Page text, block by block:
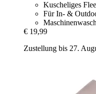
Kuscheliges
Für In- &
€ 19,99
Zustellung bis 27.